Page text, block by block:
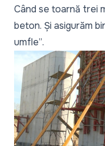
Când se toarnă trei
beton. Și asigurăm
umfle”.